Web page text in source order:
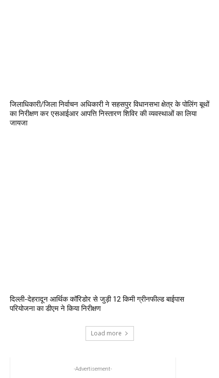
जिलाधिकारी/जिला निर्वाचन अधिकारी ने सहसपुर विधानसभा क्षेत्र के पोलिंग बूथों
का निरीक्षण कर एसआईआर आपत्ति निस्तारण शिविर की व्यवस्थाओं का लिया
जायजा
दिल्ली-देहरादून आर्थिक कॉरिडोर से जुड़ी 12 किमी ग्रीनफील्ड बाईपास
परियोजना का डीएम ने किया निरीक्षण
Load more
-Advertisement-